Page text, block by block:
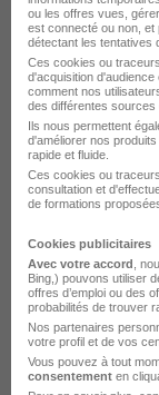
En cliquant
CGUet
politique de
hellowork.com.
Élargissez
Emploi
Emploi
Entreprises qui
Entreprises
ou les offres vues,
est connecté ou non, et
détectant les tentatives
Ces cookies ou
d'acquisition
comment nos
des différentes sources
Ils nous permettent
d'améliorer nos
rapide et fluide.
Ces cookies ou
consultation et
de formations
Cookies publicitaires
Avec votre accord ,
Bing,) pouvons utiliser
offres d’emploi ou des
probabilités de trouver
Nos partenaires
votre profil et de vos
Vous pouvez à tout
consentement en